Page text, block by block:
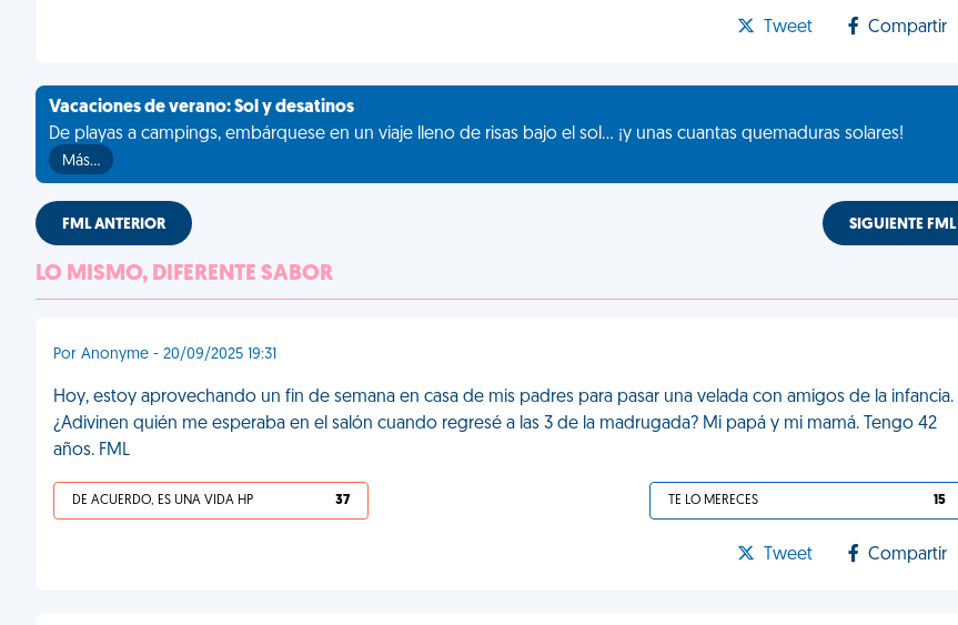
Tweet Compartir
Vacaciones de verano: Sol y desatinos
De playas a campings, embárquese en un viaje lleno de risas bajo el sol... ¡y unas cuantas quemaduras solares!
Más…
FML ANTERIOR SIGUIENTE FML
LO MISMO, DIFERENTE SABOR
Por Anonyme - 20/09/2025 19:31
Hoy, estoy aprovechando un fin de semana en casa de mis padres para pasar una velada con amigos de la infancia.
¿Adivinen quién me esperaba en el salón cuando regresé a las 3 de la madrugada? Mi papá y mi mamá. Tengo 42
años. FML
DE ACUERDO, ES UNA VIDA HP 37 TE LO MERECES 15
Tweet Compartir